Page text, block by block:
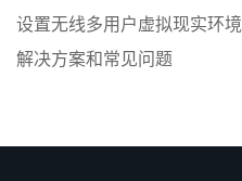
设置无线多用户虚拟现实环境
解决方案和常见问题